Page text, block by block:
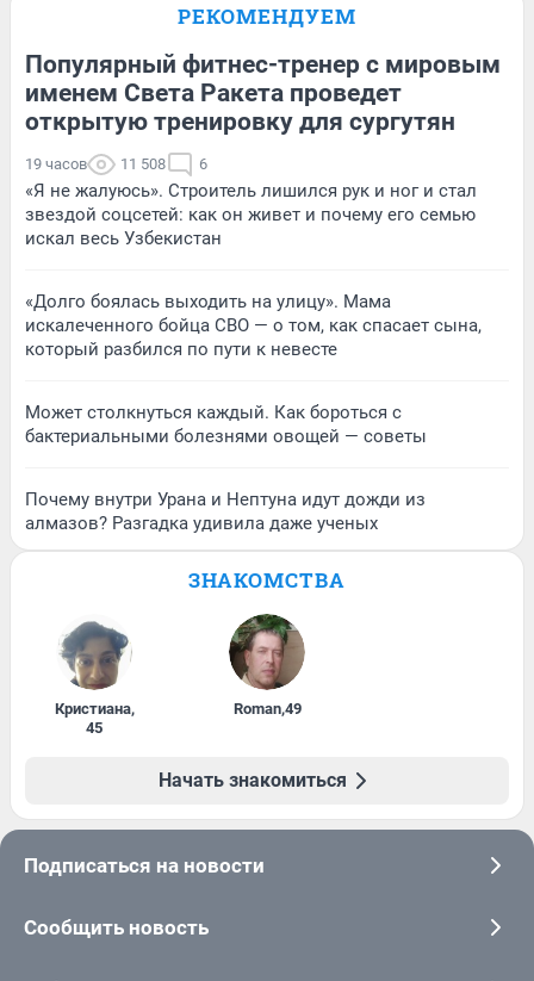
РЕКОМЕНДУЕМ
Популярный фитнес-тренер с мировым
именем Света Ракета проведет
открытую тренировку для сургутян
19 часов 11 508 6
«Я не жалуюсь». Строитель лишился рук и ног и стал
звездой соцсетей: как он живет и почему его семью
искал весь Узбекистан
«Долго боялась выходить на улицу». Мама
искалеченного бойца СВО — о том, как спасает сына,
который разбился по пути к невесте
Может столкнуться каждый. Как бороться с
бактериальными болезнями овощей — советы
Почему внутри Урана и Нептуна идут дожди из
алмазов? Разгадка удивила даже ученых
ЗНАКОМСТВА
Кристиана,
45
Roman,49
Начать знакомиться
Подписаться на новости
Сообщить новость